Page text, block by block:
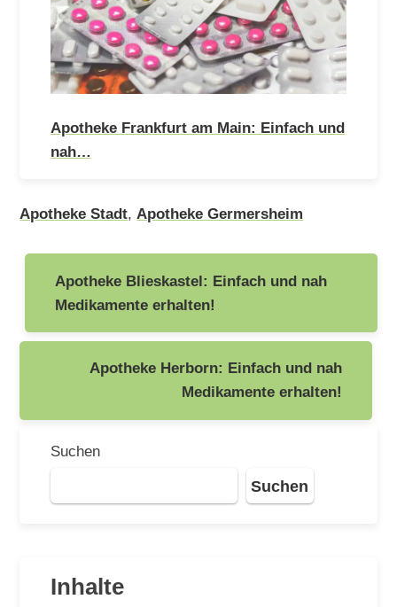
Apotheke Frankfurt am Main: Einfach und
nah…
Apotheke Stadt,Apotheke Germersheim
Beitragsnavigation
Apotheke Blieskastel: Einfach und nah
Medikamente erhalten!
Apotheke Herborn: Einfach und nah
Medikamente erhalten!
Suchen
Suchen
Inhalte